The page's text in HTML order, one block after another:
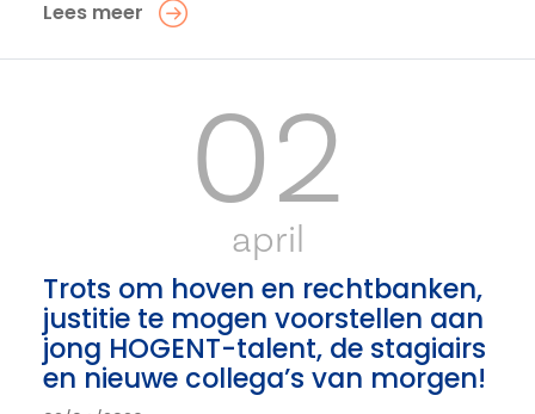
Lees meer
02
april
Trots om hoven en rechtbanken,
justitie te mogen voorstellen aan
jong HOGENT-talent, de stagiairs
en nieuwe collega’s van morgen!